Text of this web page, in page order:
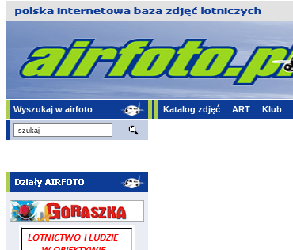
Wyszukaj w airfoto Katalog zdjęć ART Klub